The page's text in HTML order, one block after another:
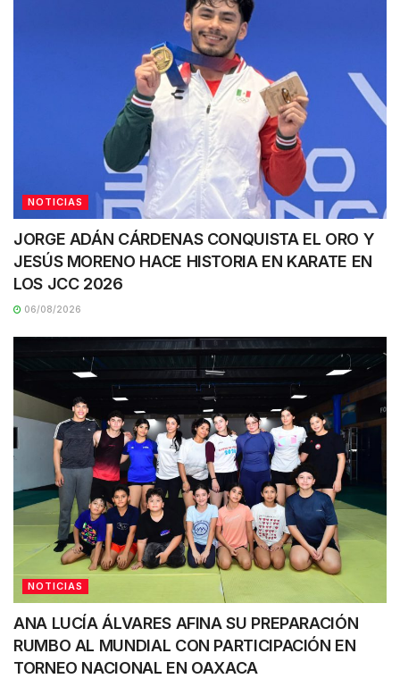
NOTICIAS
JORGE ADÁN CÁRDENAS CONQUISTA EL ORO Y
JESÚS MORENO HACE HISTORIA EN KARATE EN
LOS JCC 2026
06/08/2026
NOTICIAS
ANA LUCÍA ÁLVARES AFINA SU PREPARACIÓN
RUMBO AL MUNDIAL CON PARTICIPACIÓN EN
TORNEO NACIONAL EN OAXACA